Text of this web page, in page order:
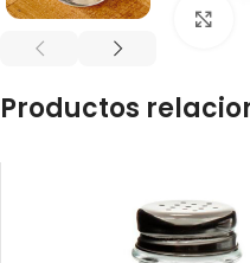
Productos